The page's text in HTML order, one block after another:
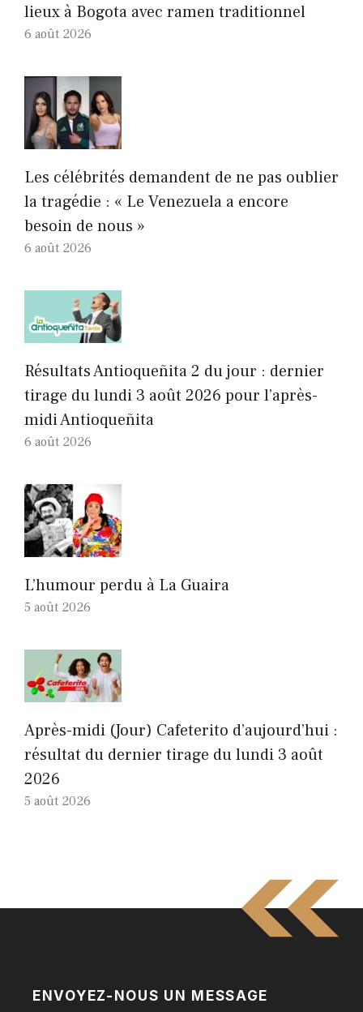
lieux à Bogota avec ramen traditionnel
6 août 2026
Les célébrités demandent de ne pas oublier
la tragédie : « Le Venezuela a encore
besoin de nous »
6 août 2026
Résultats Antioqueñita 2 du jour : dernier
tirage du lundi 3 août 2026 pour l’après-
midi Antioqueñita
6 août 2026
L’humour perdu à La Guaira
5 août 2026
Après-midi (Jour) Cafeterito d’aujourd’hui :
résultat du dernier tirage du lundi 3 août
2026
5 août 2026
ENVOYEZ-NOUS UN MESSAGE